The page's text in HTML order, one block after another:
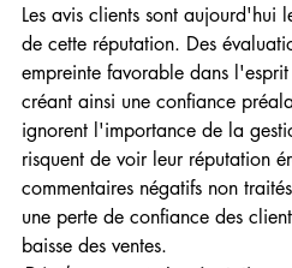
Les avis clients sont aujourd'hui
de cette réputation. Des
empreinte favorable dans
créant ainsi une confiance
ignorent l'importance de la
risquent de voir leur réputation
commentaires négatifs non
une perte de confiance des
baisse des ventes.